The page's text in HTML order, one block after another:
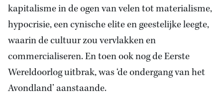
kapitalisme in de ogen van velen tot materialisme,
hypocrisie, een cynische elite en geestelijke leegte,
waarin de cultuur zou vervlakken en
commercialiseren. En toen ook nog de Eerste
Wereldoorlog uitbrak, was ‘de ondergang van het
Avondland’ aanstaande.